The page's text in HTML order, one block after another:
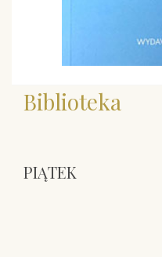
Biblioteka
PIĄTEK